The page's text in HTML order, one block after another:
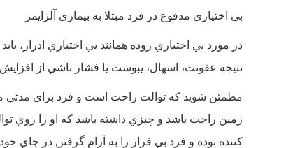
بی اختیاری مدفوع در فرد مبتلا به بیماری آلزایمر
در مورد بي اختياري روده همانند بي اختياري
نتيجه عفونت، اسهال، يبوست يا فشار ناشي از
مطمئن شويد كه توالت راحت است و فرد براي مدتي مي
زمين راحت باشد و چيزي داشته باشد كه او را روي
كننده بوده و فرد بي قرار را به آرام گرفتن در جاي